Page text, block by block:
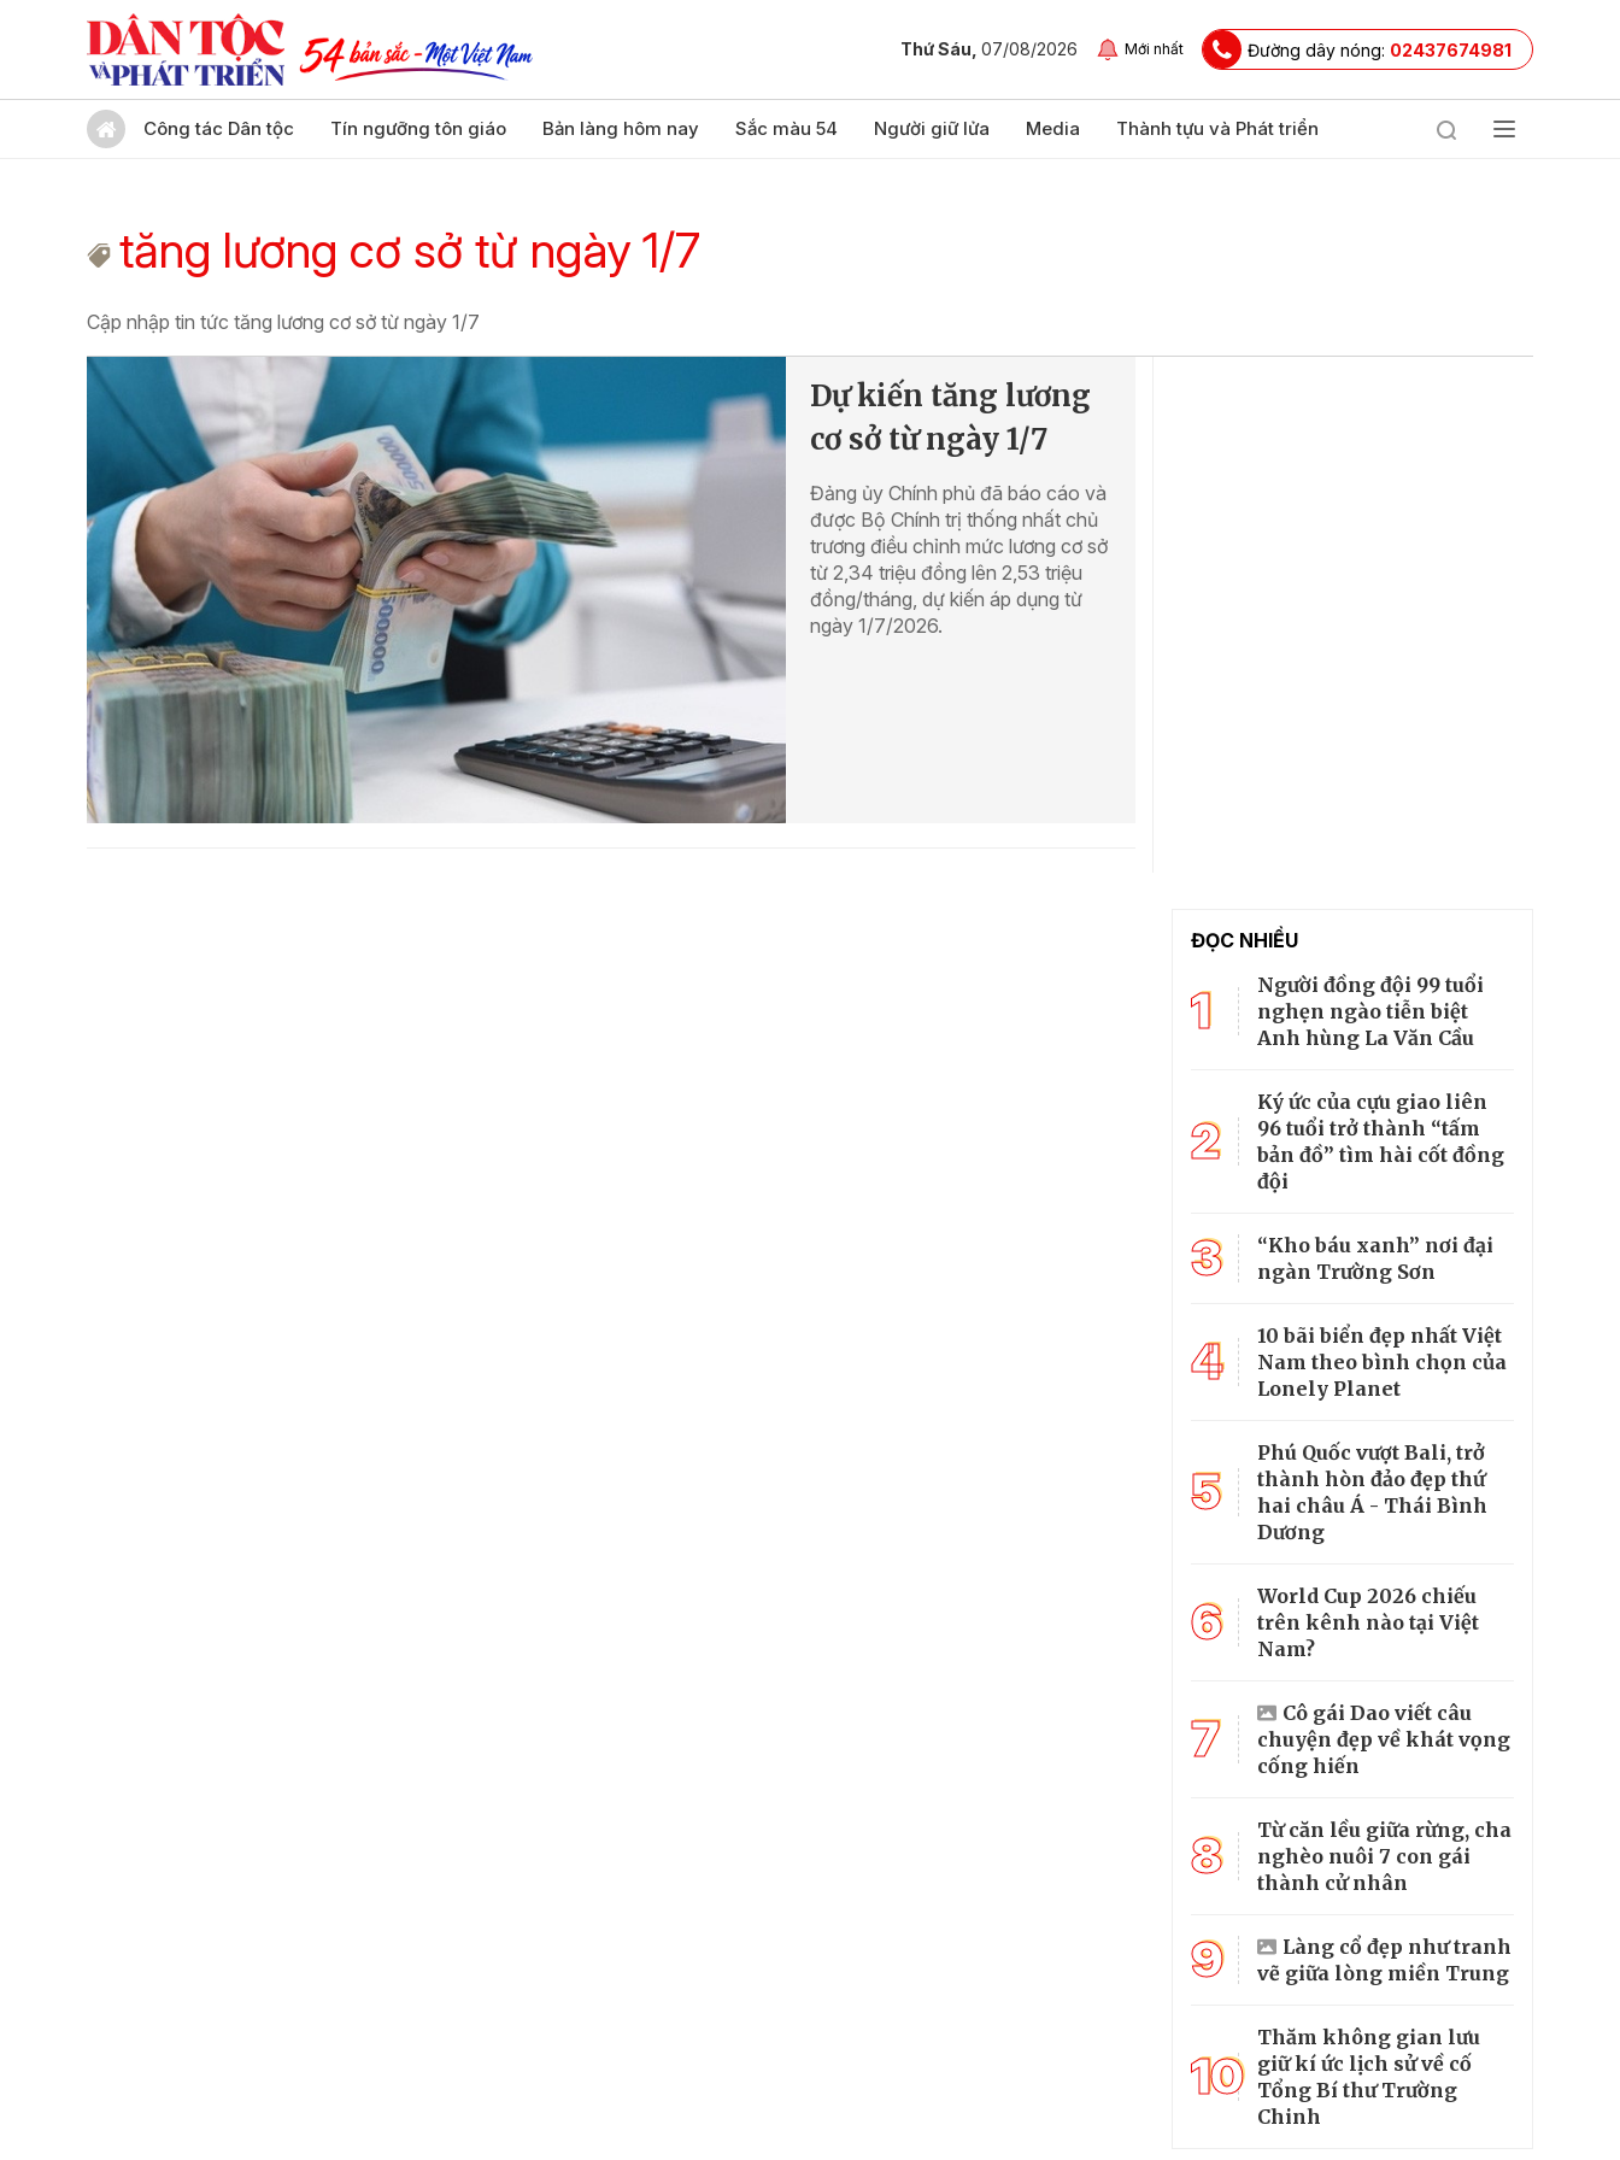
Thứ Sáu, 07/08/2026 Mới nhất Đường dây nóng: 02437674981
Công tác Dân tộc Tín ngưỡng tôn giáo Bản làng hôm nay Sắc màu 54 Người giữ lửa Media Thành tựu và Phát triển
tăng lương cơ sở từ ngày 1/7
Cập nhập tin tức tăng lương cơ sở từ ngày 1/7
Dự kiến tăng lương
cơ sở từ ngày 1/7
Đảng ủy Chính phủ đã báo cáo và
được Bộ Chính trị thống nhất chủ
trương điều chỉnh mức lương cơ sở
từ 2,34 triệu đồng lên 2,53 triệu
đồng/tháng, dự kiến áp dụng từ
ngày 1/7/2026.
ĐỌC NHIỀU
1
Người đồng đội 99 tuổi
nghẹn ngào tiễn biệt
Anh hùng La Văn Cầu
2
Ký ức của cựu giao liên
96 tuổi trở thành “tấm
bản đồ” tìm hài cốt đồng
đội
3
“Kho báu xanh” nơi đại
ngàn Trường Sơn
4
10 bãi biển đẹp nhất Việt
Nam theo bình chọn của
Lonely Planet
5
Phú Quốc vượt Bali, trở
thành hòn đảo đẹp thứ
hai châu Á - Thái Bình
Dương
6
World Cup 2026 chiếu
trên kênh nào tại Việt
Nam?
7
Cô gái Dao viết câu
chuyện đẹp về khát vọng
cống hiến
8
Từ căn lều giữa rừng, cha
nghèo nuôi 7 con gái
thành cử nhân
9
Làng cổ đẹp như tranh
vẽ giữa lòng miền Trung
10
Thăm không gian lưu
giữ kí ức lịch sử về cố
Tổng Bí thư Trường
Chinh